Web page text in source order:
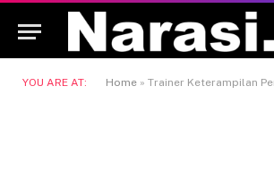
YOU ARE AT: Home » Trainer Keterampilan